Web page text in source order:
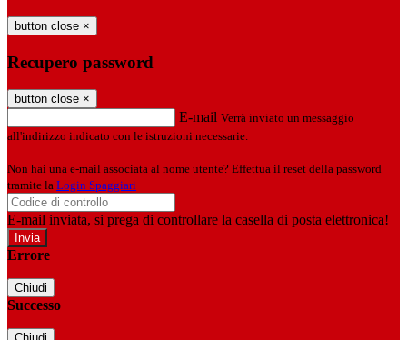
button close ×
Recupero password
button close ×
E-mail Verrà inviato un messaggio
all'indirizzo indicato con le istruzioni necessarie.
Non hai una e-mail associata al nome utente? Effettua il reset della password
tramite la Login Spaggiari
E-mail inviata, si prega di controllare la casella di posta elettronica!
Errore
Chiudi
Successo